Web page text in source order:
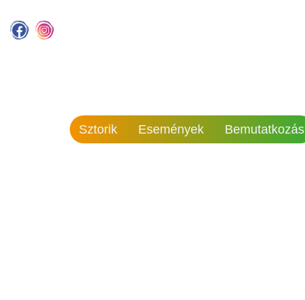
Sztorik Események Bemutatkozás